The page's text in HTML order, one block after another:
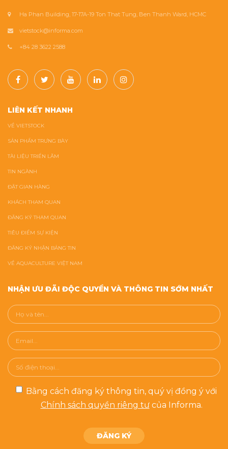
Ha Phan Building, 17-17A-19 Ton That Tung, Ben Thanh Ward, HCMC
vietstock@informa.com
+84 28 3622 2588
LIÊN KẾT NHANH
VỀ VIETSTOCK
SẢN PHẨM TRƯNG BÀY
TÀI LIỆU TRIỂN LÃM
TIN NGÀNH
ĐẶT GIAN HÀNG
KHÁCH THAM QUAN
ĐĂNG KÝ THAM QUAN
TIÊU ĐIỂM SỰ KIỆN
ĐĂNG KÝ NHẬN BẢNG TIN
VỀ AQUACULTURE VIỆT NAM
NHẬN ƯU ĐÃI ĐỘC QUYỀN VÀ THÔNG TIN SỚM NHẤT
Bằng cách đăng ký thông tin, quý vị đồng ý với
Chính sách quyền riêng tưcủa Informa.